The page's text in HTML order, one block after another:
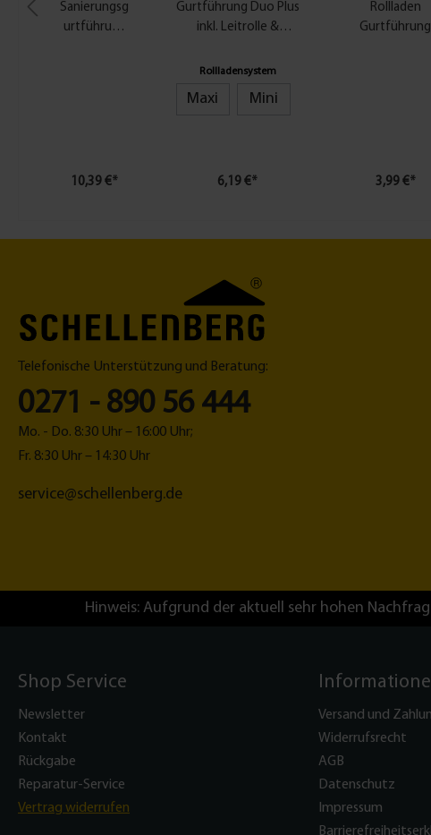
Sanierungsg
urtführung
10,39 €*
Gurtführung Duo Plus
inkl. Leitrolle &
Rollladensystem
Maxi Mini
6,19 €*
Rollladen
Gurtführung
3,99 €*
Telefonische Unterstützung und Beratung:
0271 - 890 56 444
Mo. - Do. 8:30 Uhr – 16:00 Uhr;
Fr. 8:30 Uhr – 14:30 Uhr
service@schellenberg.de
Hinweis: Aufgrund der aktuell sehr hohen
Shop Service
Newsletter
Kontakt
Rückgabe
Reparatur-Service
Vertrag widerrufen
Versand und
Widerrufsrecht
AGB
Datenschutz
Impressum